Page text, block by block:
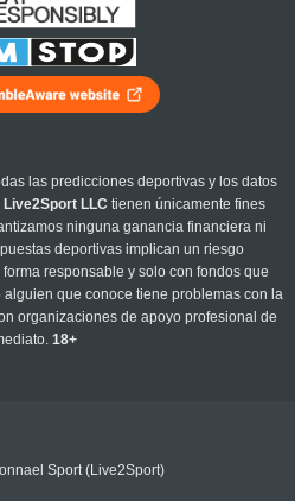
las predicciones deportivas y los datos
Live2Sport LLC tienen únicamente fines
ninguna ganancia financiera ni
deportivas implican un riesgo
responsable y solo con fondos que
que conoce tiene problemas con la
organizaciones de apoyo profesional de
18+
Sport (Live2Sport)